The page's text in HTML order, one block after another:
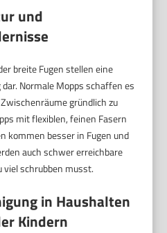
und
breite Fugen stellen eine
Normale Mopps schaffen es
gründlich zu
mit flexiblen, feinen Fasern
kommen besser in Fugen und
auch schwer erreichbare
viel schrubben musst.
in Haushalten
Kindern